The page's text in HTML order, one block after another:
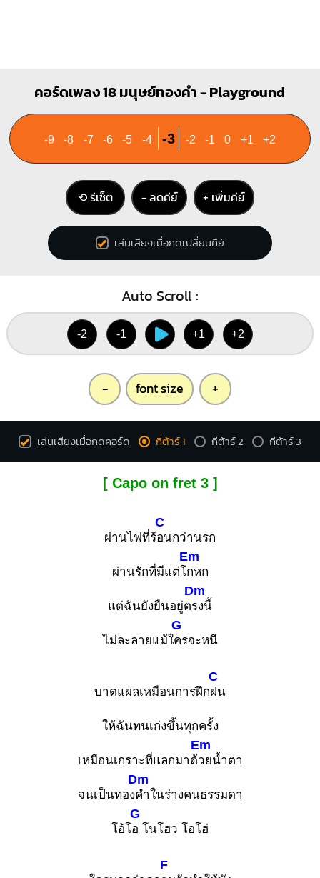
คอร์ดเพลง 18 มนุษย์ทองคำ - Playground
-9 -8 -7 -6 -5 -4 -3 -2 -1 0 +1 +2
⟲ รีเซ็ต − ลดคีย์ + เพิ่มคีย์
เล่นเสียงเมื่อกดเปลี่ยนคีย์
Auto Scroll :
-2 -1 +1 +2
- font size +
เล่นเสียงเมื่อกดคอร์ด กีต้าร์ 1 กีต้าร์ 2 กีต้าร์ 3
[ Capo on fret 3 ]
ผ่านไฟที่ร้
C
อนกว่านรก
ผ่านรักที่มีแต่โ
Em
กหก
แต่ฉันยังยืนอยู่ต
Dm
รงนี้
ไม่ละลายแม้ใ
G
ครจะหนี
บาดแผลเหมือนการฝึก
C
ฝน
ให้ฉันทนเก่งขึ้นทุกครั้ง
เหมือนเกราะที่แลกมาด้
Em
วยน้ำตา
จนเป็นทอง
Dm
คำในร่างคนธรรมดา
โอ้โ
G
อ โนโฮว โอโฮ่
F